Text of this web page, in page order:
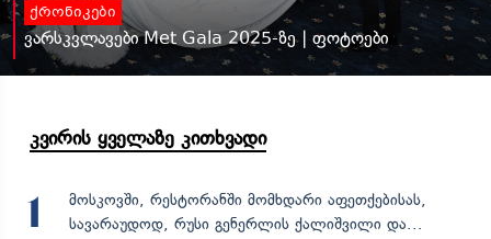
ქრონიკები
ვარსკვლავები Met Gala 2025-ზე | ფოტოები
კვირის ყველაზე კითხვადი
1
მოსკოვში, რესტორანში მომხდარი აფეთქებისას,
სავარაუდოდ, რუსი გენერლის ქალიშვილი და...